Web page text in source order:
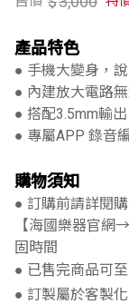
產品特色
● 手機大變身，
● 內建放大電路
● 搭配3.5mm輸
● 專屬APP 錄音
購物須知
● 訂購前請詳閱
【海國樂器官
固時間
● 已售完商品可
● 訂製屬於客製